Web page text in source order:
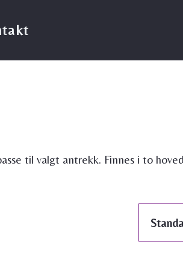
til valgt antrekk. Finnes i to